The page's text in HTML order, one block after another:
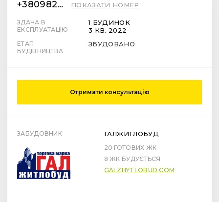
+380982441414 ПОКАЗАТИ НОМЕР
ЗДАЧА В
ЕКСПЛУАТАЦІЮ
1 БУДИНОК
3 КВ. 2022
ЕТАП
БУДІВНИЦТВА
ЗБУДОВАНО
Отримати консультацію
ЗАБУДОВНИК ГАЛЖИТЛОБУД
20 ГОТОВИХ ЖК
8 ЖК БУДУЄТЬСЯ
GALZHYTLOBUD.COM